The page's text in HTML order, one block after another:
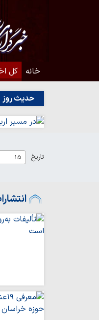
خانه کل
حدیث روز| شکیبایی بر تلخی حق
تاریخ 15